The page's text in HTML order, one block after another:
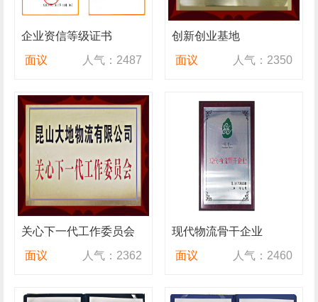
企业资信等级证书
人气：2487
面议
创新创业基地
人气：2350
面议
关心下一代工作委员会
人气：2362
面议
现代物流骨干企业
人气：2460
面议